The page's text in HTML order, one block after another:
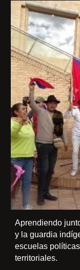
Aprendiendo
y la guardia
escuelas
territoriales.